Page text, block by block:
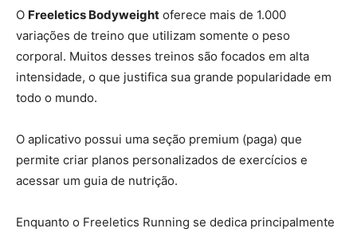
O Freeletics Bodyweight oferece mais de 1.000
variações de treino que utilizam somente o peso
corporal. Muitos desses treinos são focados em alta
intensidade, o que justifica sua grande popularidade em
todo o mundo.
O aplicativo possui uma seção premium (paga) que
permite criar planos personalizados de exercícios e
acessar um guia de nutrição.
Enquanto o Freeletics Running se dedica principalmente